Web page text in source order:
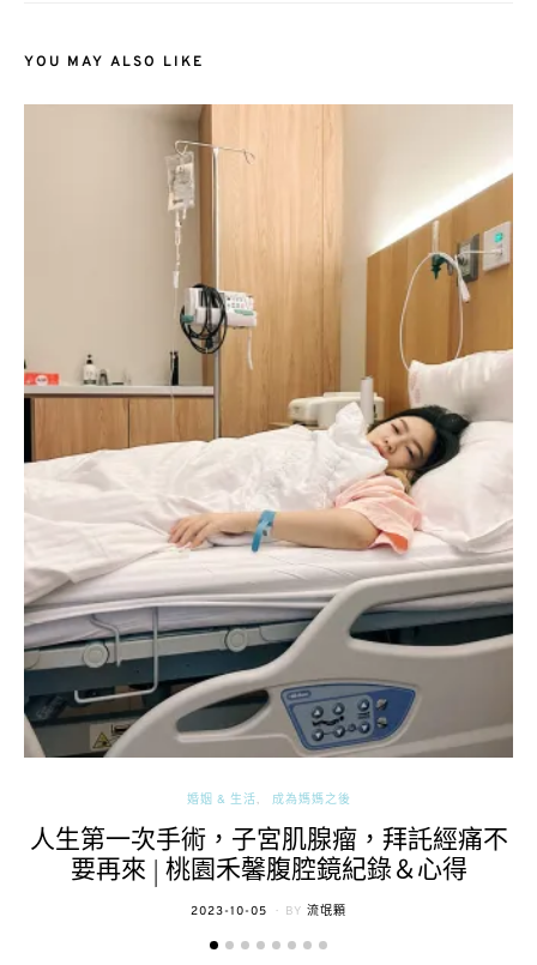
YOU MAY ALSO LIKE
婚姻 & 生活 成為媽媽之後
人生第一次手術，子宮肌腺瘤，拜託經痛不
要再來 | 桃園禾馨腹腔鏡紀錄＆心得
POSTED
2023-10-05 BY 流氓顆